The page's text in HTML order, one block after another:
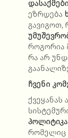
ეზრდება
გავიგოთ,
როგორია
რა არ
ჩვენი
ქვეყანას
პოლიტიკა
რომელიც